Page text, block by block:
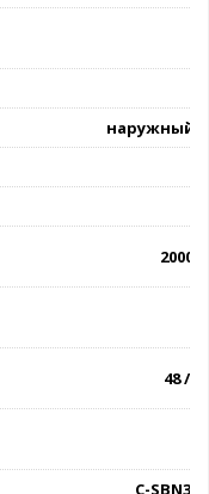
наружный
2000 -
48 /
C-